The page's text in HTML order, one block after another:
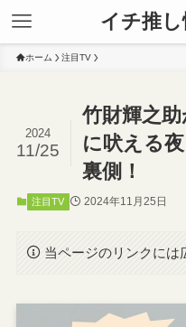
イチ推
ホーム 注目TV
竹財輝之
に吠える
裏側！
2024
11/25
注目TV 2024年11月25日
当ページのリンクには